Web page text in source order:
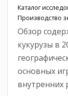
Каталог
Производство
Обзор
кукурузы в
основных
внутренних